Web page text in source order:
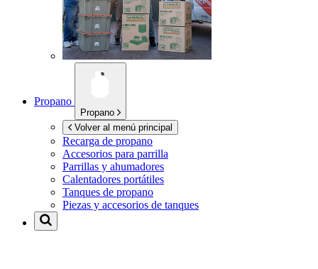
Propano
Propano
Volver al menú principal
Recarga de propano
Accesorios para parrilla
Parrillas y ahumadores
Calentadores portátiles
Tanques de propano
Piezas y accesorios de tanques